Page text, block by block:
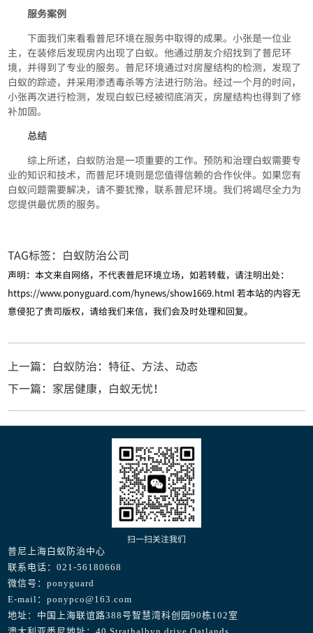
服务案例
下面我们来看看普尼环境在服务中取得的成果。小张是一位业
主，在装修后发现房内出现了白蚁。他通过朋友介绍找到了普尼环
境，并得到了专业的服务。普尼环境通过对房屋结构的检测，发现了
白蚁的踪迹，并采用渗透毒杀等方法进行防治。经过一个月的时间，
小张再次进行检测，发现白蚁已经被彻底消灭，房屋结构也得到了修
补加固。
总结
综上所述，白蚁防治是一项重要的工作。预防和治理白蚁需要专
业的知识和技术，而普尼环境则是您值得信赖的合作伙伴。如果您有
白蚁问题需要解决，请不要犹豫，联系普尼环境。我们将竭尽全力为
您提供最优质的服务。
TAG标签： 白蚁防治公司
声明：本文来自网络，不代表普尼环境立场，如若转载，请注明出处：
https://www.ponyguard.com/hynews/show1669.html 若本站的内容无
意侵犯了贵司版权，请给我们来信，我们会及时处理和回复。
上一篇：白蚁防治：特征、方法、动态
下一篇：家居健康，白蚁无忧！
扫一扫关注我们
普尼上海白蚁防治中心
联系电话：021-56180668
微信号：ponyguard
E-mail：ponypco@163.com
地址：中国上海联谊路388号智慧湾科创园90栋102室